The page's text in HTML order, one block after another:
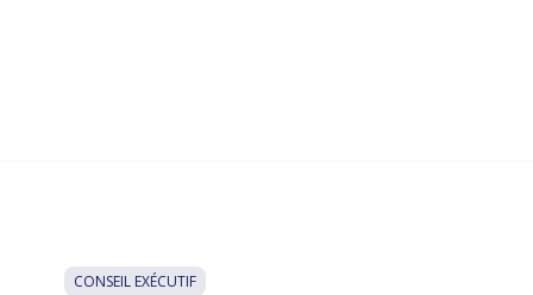
CONSEIL EXÉCUTIF